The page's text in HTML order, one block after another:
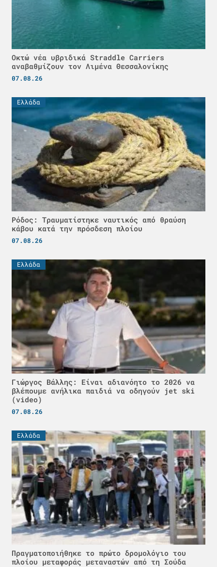
Οκτώ νέα υβριδικά Straddle Carriers
αναβαθμίζουν τον Λιμένα Θεσσαλονίκης
07.08.26
Ελλάδα
Ρόδος: Τραυματίστηκε ναυτικός από θραύση
κάβου κατά την πρόσδεση πλοίου
07.08.26
Ελλάδα
Γιώργος Βάλλης: Είναι αδιανόητο το 2026 να
βλέπουμε ανήλικα παιδιά να οδηγούν jet ski
(video)
07.08.26
Ελλάδα
Πραγματοποιήθηκε το πρώτο δρομολόγιο του
πλοίου μεταφοράς μεταναστών από τη Σούδα